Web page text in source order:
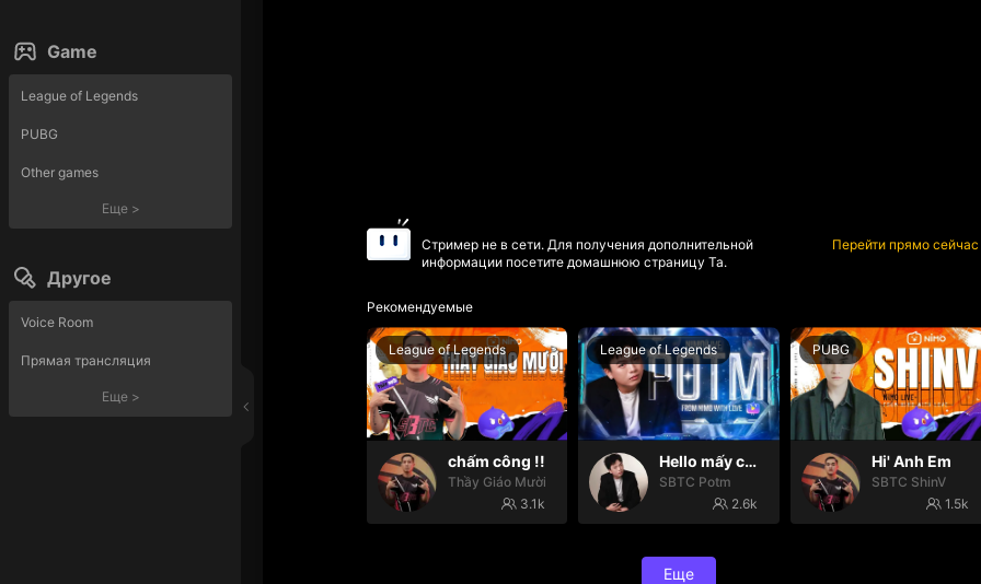
Game
League of Legends
PUBG
Other games
Еще>
Другое
Voice Room
Прямая трансляция
Еще>
Стример не в сети. Для получения дополнительной
информации посетите домашнюю страницу Та.
Перейти прямо сейчас
Рекомендуемые
League of Legends
chấm công !!
Thầy Giáo Mười
3.1k
League of Legends
Hello mấy cục Zàng nhaaa
SBTC Potm
2.6k
PUBG
Hi' Anh Em
SBTC ShinV
1.5k
Еще